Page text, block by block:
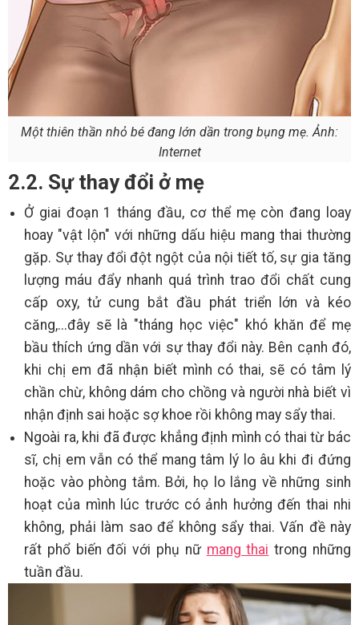
Một thiên thần nhỏ bé đang lớn dần trong bụng mẹ. Ảnh:
Internet
2.2. Sự thay đổi ở mẹ
Ở giai đoạn 1 tháng đầu, cơ thể mẹ còn đang loay
hoay "vật lộn" với những dấu hiệu mang thai thường
gặp. Sự thay đổi đột ngột của nội tiết tố, sự gia tăng
lượng máu đẩy nhanh quá trình trao đổi chất cung
cấp oxy, tử cung bắt đầu phát triển lớn và kéo
căng,...đây sẽ là "tháng học việc" khó khăn để mẹ
bầu thích ứng dần với sự thay đổi này. Bên cạnh đó,
khi chị em đã nhận biết mình có thai, sẽ có tâm lý
chần chừ, không dám cho chồng và người nhà biết vì
nhận định sai hoặc sợ khoe rồi không may sẩy thai.
Ngoài ra, khi đã được khẳng định mình có thai từ bác
sĩ, chị em vẫn có thể mang tâm lý lo âu khi đi đứng
hoặc vào phòng tắm. Bởi, họ lo lắng về những sinh
hoạt của mình lúc trước có ảnh hưởng đến thai nhi
không, phải làm sao để không sẩy thai. Vấn đề này
rất phổ biến đối với phụ nữ mang thai trong những
tuần đầu.